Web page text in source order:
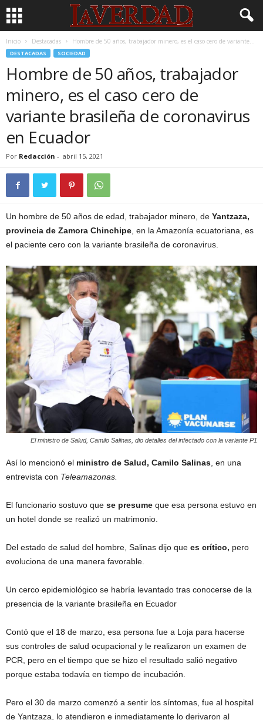
Inicio Destacadas Hombre de 50 años, trabajador minero, es el caso cero de variante...
DESTACADAS SOCIEDAD
Hombre de 50 años, trabajador
minero, es el caso cero de
variante brasileña de coronavirus
en Ecuador
Por Redacción - abril 15, 2021
Un hombre de 50 años de edad, trabajador minero, de Yantzaza,
provincia de Zamora Chinchipe , en la Amazonía ecuatoriana, es
el paciente cero con la variante brasileña de coronavirus.
El ministro de Salud, Camilo Salinas, dio detalles del infectado con la variante P1
Así lo mencionó el ministro de Salud, Camilo Salinas , en una
entrevista con Teleamazonas.
El funcionario sostuvo que se presume que esa persona estuvo en
un hotel donde se realizó un matrimonio.
Del estado de salud del hombre, Salinas dijo que es crítico, pero
evoluciona de una manera favorable.
Un cerco epidemiológico se habría levantado tras conocerse de la
presencia de la variante brasileña en Ecuador
Contó que el 18 de marzo, esa persona fue a Loja para hacerse
sus controles de salud ocupacional y le realizaron un examen de
PCR, pero en el tiempo que se hizo el resultado salió negativo
porque estaba todavía en tiempo de incubación.
Pero el 30 de marzo comenzó a sentir los síntomas, fue al hospital
de Yantzaza, lo atendieron e inmediatamente lo derivaron al